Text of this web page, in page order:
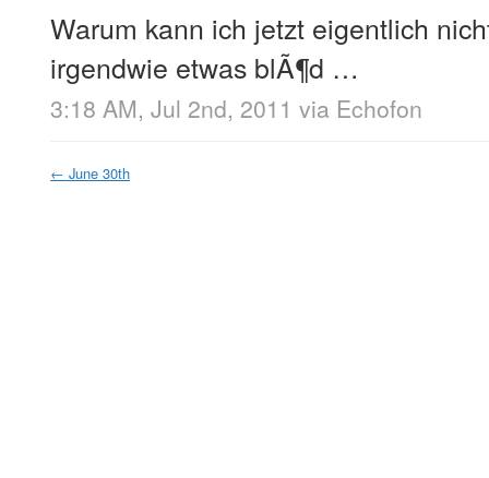
Warum kann ich jetzt eigentlich
irgendwie etwas blÃ¶d …
3:18 AM, Jul 2nd, 2011 via Echofon
← June 30th